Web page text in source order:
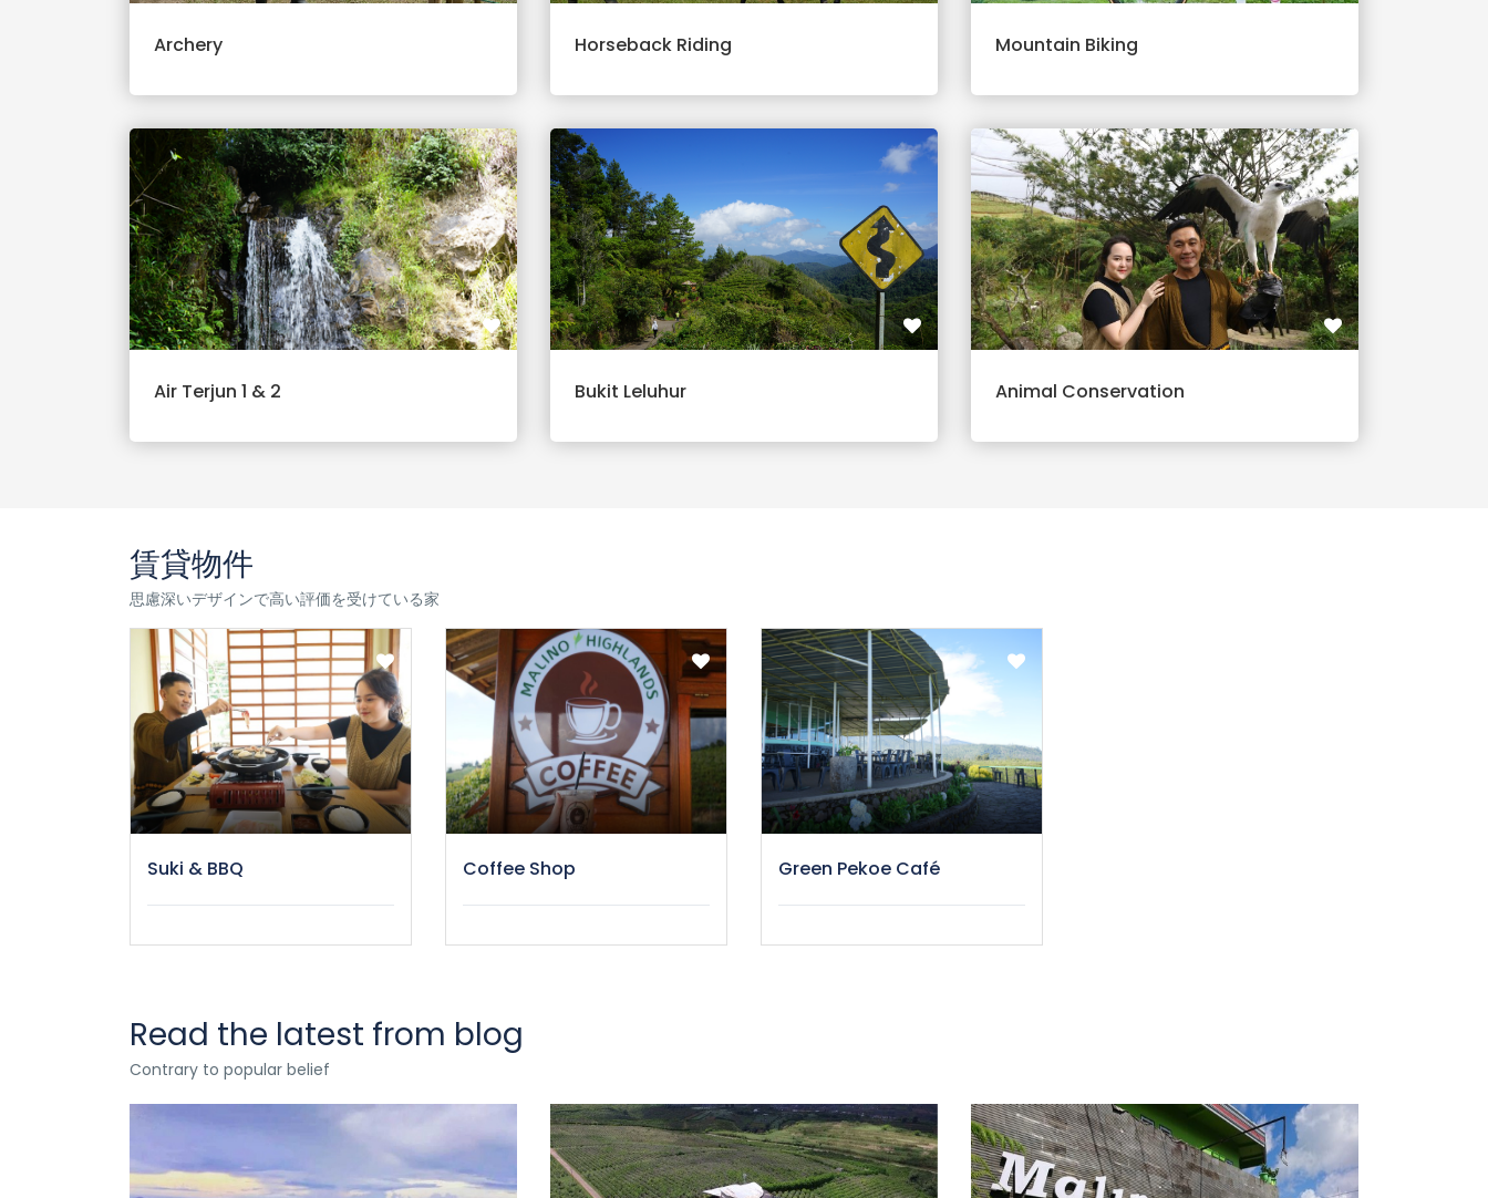
Archery Horseback Riding Mountain Biking
Air Terjun 1 & 2 Bukit Leluhur Animal Conservation
賃貸物件
思慮深いデザインで高い評価を受けている家
Suki & BBQ Coffee Shop Green Pekoe Café
Read the latest from blog
Contrary to popular belief